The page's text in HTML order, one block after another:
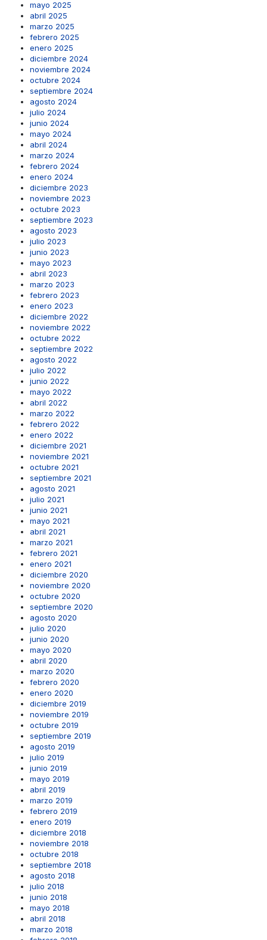
mayo 2025
abril 2025
marzo 2025
febrero 2025
enero 2025
diciembre 2024
noviembre 2024
octubre 2024
septiembre 2024
agosto 2024
julio 2024
junio 2024
mayo 2024
abril 2024
marzo 2024
febrero 2024
enero 2024
diciembre 2023
noviembre 2023
octubre 2023
septiembre 2023
agosto 2023
julio 2023
junio 2023
mayo 2023
abril 2023
marzo 2023
febrero 2023
enero 2023
diciembre 2022
noviembre 2022
octubre 2022
septiembre 2022
agosto 2022
julio 2022
junio 2022
mayo 2022
abril 2022
marzo 2022
febrero 2022
enero 2022
diciembre 2021
noviembre 2021
octubre 2021
septiembre 2021
agosto 2021
julio 2021
junio 2021
mayo 2021
abril 2021
marzo 2021
febrero 2021
enero 2021
diciembre 2020
noviembre 2020
octubre 2020
septiembre 2020
agosto 2020
julio 2020
junio 2020
mayo 2020
abril 2020
marzo 2020
febrero 2020
enero 2020
diciembre 2019
noviembre 2019
octubre 2019
septiembre 2019
agosto 2019
julio 2019
junio 2019
mayo 2019
abril 2019
marzo 2019
febrero 2019
enero 2019
diciembre 2018
noviembre 2018
octubre 2018
septiembre 2018
agosto 2018
julio 2018
junio 2018
mayo 2018
abril 2018
marzo 2018